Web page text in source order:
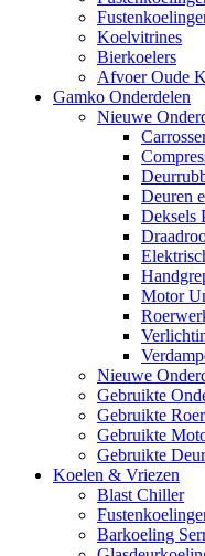
Koelvitrines
Bierkoelers
Afvoer Oude
Gamko Onderdelen
Nieuwe
Deuren
Deksels
Motor
Nieuwe
Gebruikte
Gebruikte
Gebruikte
Gebruikte
Koelen & Vriezen
Blast Chiller
Barkoeling